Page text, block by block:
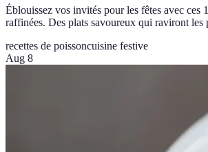
Éblouissez vos invités pour les fêtes avec ces
raffinées. Des plats savoureux qui raviront les
recettes de poissoncuisine festive
Aug 8